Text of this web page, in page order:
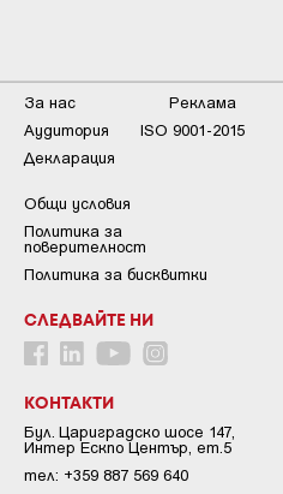
За нас
Реклама
Аудитория
ISO 9001-2015
Декларация
Общи условия
Пoлитикa зa
пoвepитeлнocт
Политика за бисквитки
СЛЕДВАЙТЕ НИ
КОНТАКТИ
Бул. Цариградско шосе 147,
Интер Ескпо Център, ет.5
тел: +359 887 569 640